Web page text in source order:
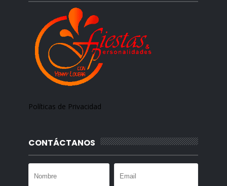
Políticas de Privacidad
CONTÁCTANOS